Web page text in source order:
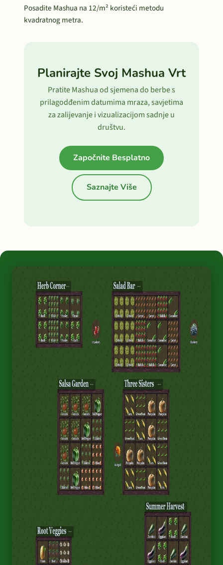
Posadite Mashua na 12/m² koristeći metodu
kvadratnog metra.
Planirajte Svoj Mashua Vrt
Pratite Mashua od sjemena do berbe s
prilagodđenim datumima mraza, savjetima
za zalijevanje i vizualizacijom sadnje u
društvu.
Započnite Besplatno
Saznajte Više